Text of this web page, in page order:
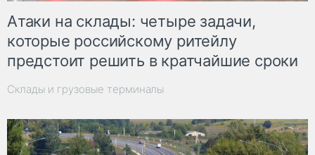
Атаки на склады: четыре задачи,
которые российскому ритейлу
предстоит решить в кратчайшие сроки
Склады и грузовые терминалы